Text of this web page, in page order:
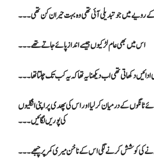
کے رویے میں جو تبدیلی آئی تھی وہ بہت حیران کن تھی۔۔۔
اس میں بھی عام لڑکیوں جیسے انداز پائے جاتے تھے ۔۔۔
ادائیں دکھاتی تھی اب دیکھنا یہ تھا کہ یہ کب تک چلتا تھا۔۔۔
ٹانگوں کے درمیان کر لیا اور اس کی پھدی پر اپنی انگلیوں
کی پوریں لگائیں۔۔۔
کی کوشش کرنے لگی اس کے ناخن میری کمر پر چبھے ۔۔۔